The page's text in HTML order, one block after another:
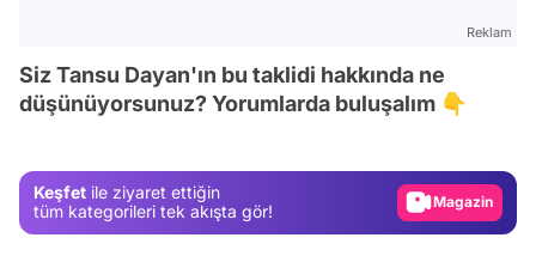
Reklam
Siz Tansu Dayan'ın bu taklidi hakkında ne
düşünüyorsunuz? Yorumlarda buluşalım 👇
Keşfet ile ziyaret ettiğin
tüm kategorileri tek akışta gör!
Video